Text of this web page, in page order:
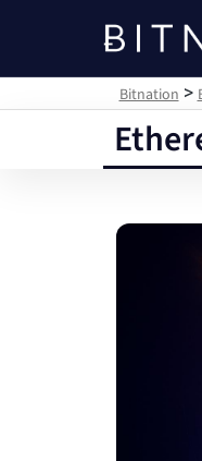
Bitnation
Bitnation >